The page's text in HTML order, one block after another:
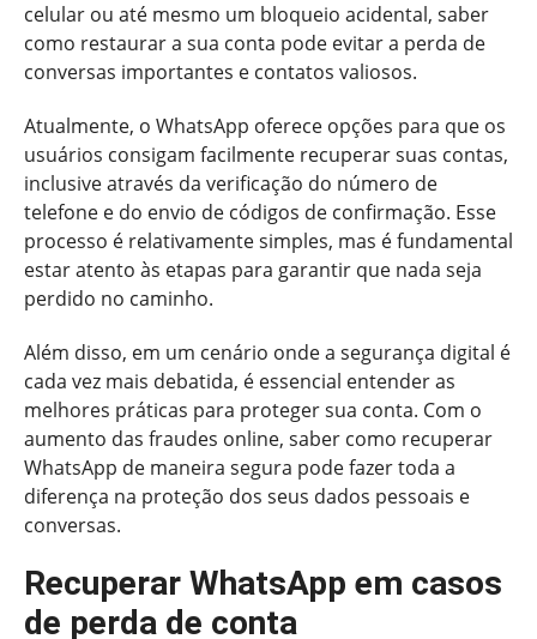
celular ou até mesmo um bloqueio acidental, saber
como restaurar a sua conta pode evitar a perda de
conversas importantes e contatos valiosos.
Atualmente, o WhatsApp oferece opções para que os
usuários consigam facilmente recuperar suas contas,
inclusive através da verificação do número de
telefone e do envio de códigos de confirmação. Esse
processo é relativamente simples, mas é fundamental
estar atento às etapas para garantir que nada seja
perdido no caminho.
Além disso, em um cenário onde a segurança digital é
cada vez mais debatida, é essencial entender as
melhores práticas para proteger sua conta. Com o
aumento das fraudes online, saber como recuperar
WhatsApp de maneira segura pode fazer toda a
diferença na proteção dos seus dados pessoais e
conversas.
Recuperar WhatsApp em casos
de perda de conta